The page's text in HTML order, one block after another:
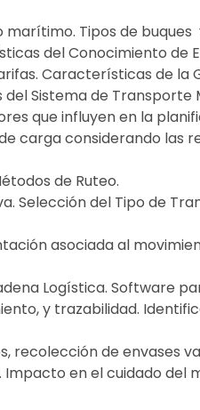
Tipos de buques
del Conocimiento de
Características de la
Sistema de Transporte
que influyen en la
carga considerando las
de Ruteo.
Selección del Tipo de
asociada al
Logística. Software
y trazabilidad.
recolección de envases
en el cuidado del